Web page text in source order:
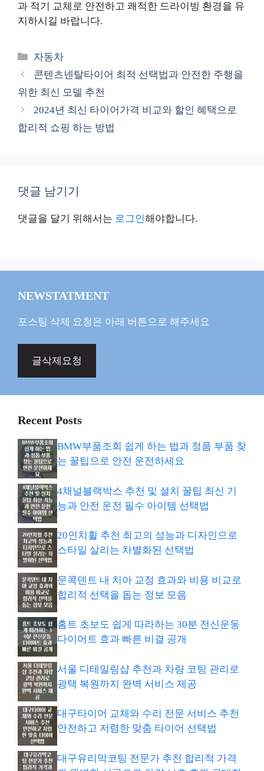
과 적기 교체로 안전하고 쾌적한 드라이빙 환경을 유
지하시길 바랍니다.
카
테
리
자동차
콘텐츠넨탈타이어 최적 선택법과 안전한 주행을
위한 최신 모델 추천
2024년 최신 타이어가격 비교와 할인 혜택으로
합리적 쇼핑 하는 방법
댓글 남기기
댓글을 달기 위해서는 로그인해야합니다.
NEWSTATMENT
포스팅 삭제 요청은 아래 버튼으로 해주세요
글삭제요청
Recent Posts
BMW부품조회 쉽게 하는 법과 정품 부품 찾
는 꿀팁으로 안전 운전하세요
4채널블랙박스 추천 및 설치 꿀팁 최신 기
능과 안전 운전 필수 아이템 선택법
20인치휠 추천 최고의 성능과 디자인으로
스타일 살리는 차별화된 선택법
문콕덴트 내 치아 교정 효과와 비용 비교로
합리적 선택을 돕는 정보 모음
홈트 초보도 쉽게 따라하는 30분 전신운동
다이어트 효과 빠른 비결 공개
서울 디테일링샵 추천과 차량 코팅 관리로
광택 복원까지 완벽 서비스 제공
대구타이어 교체와 수리 전문 서비스 추천
안전하고 저렴한 맞춤 타이어 선택법
대구유리막코팅 전문가 추천 합리적 가격